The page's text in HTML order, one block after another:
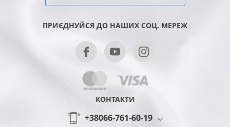
ПРИЄДНУЙСЯ ДО НАШИХ СОЦ. МЕРЕЖ
КОНТАКТИ
+38066-761-60-19